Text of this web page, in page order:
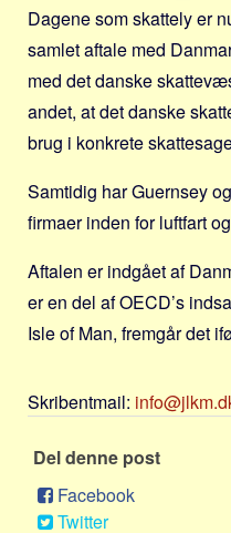
Dagene som skattely er
samlet aftale med
med det danske
andet, at det danske
brug i konkrete
Samtidig har Guernsey
firmaer inden for luftfart
Aftalen er indgået af
er en del af OECD’s
Isle of Man, fremgår det
Skribentmail:
Del denne post
Facebook
Twitter